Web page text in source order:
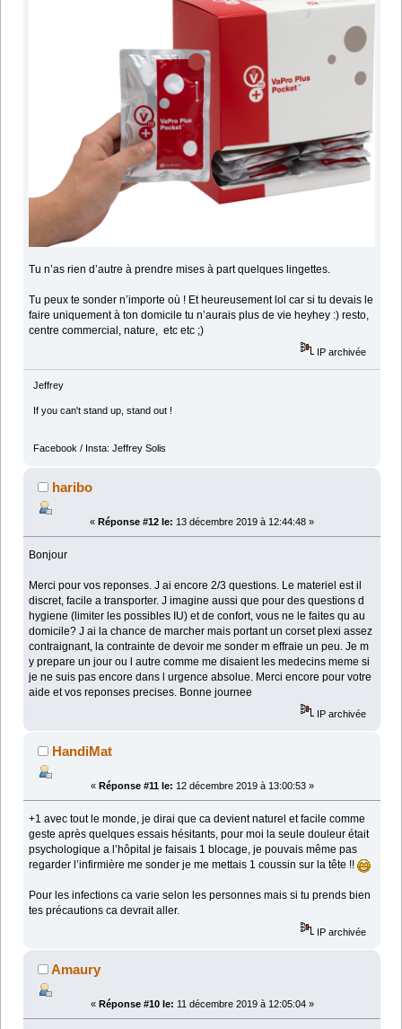
Tu n’as rien d’autre à prendre mises à part quelques lingettes.
Tu peux te sonder n’importe où ! Et heureusement lol car si tu devais le
faire uniquement à ton domicile tu n’aurais plus de vie heyhey :) resto,
centre commercial, nature, etc etc ;)
IP archivée
Jeffrey
If you can't stand up, stand out !
Facebook / Insta: Jeffrey Solis
haribo
« Réponse #12 le: 13 décembre 2019 à 12:44:48 »
Bonjour
Merci pour vos reponses. J ai encore 2/3 questions. Le materiel est il
discret, facile a transporter. J imagine aussi que pour des questions d
hygiene (limiter les possibles IU) et de confort, vous ne le faites qu au
domicile? J ai la chance de marcher mais portant un corset plexi assez
contraignant, la contrainte de devoir me sonder m effraie un peu. Je m
y prepare un jour ou l autre comme me disaient les medecins meme si
je ne suis pas encore dans l urgence absolue. Merci encore pour votre
aide et vos reponses precises. Bonne journee
IP archivée
HandiMat
« Réponse #11 le: 12 décembre 2019 à 13:00:53 »
+1 avec tout le monde, je dirai que ca devient naturel et facile comme
geste après quelques essais hésitants, pour moi la seule douleur était
psychologique a l’hôpital je faisais 1 blocage, je pouvais même pas
regarder l’infirmière me sonder je me mettais 1 coussin sur la tête !!
Pour les infections ca varie selon les personnes mais si tu prends bien
tes précautions ca devrait aller.
IP archivée
Amaury
« Réponse #10 le: 11 décembre 2019 à 12:05:04 »